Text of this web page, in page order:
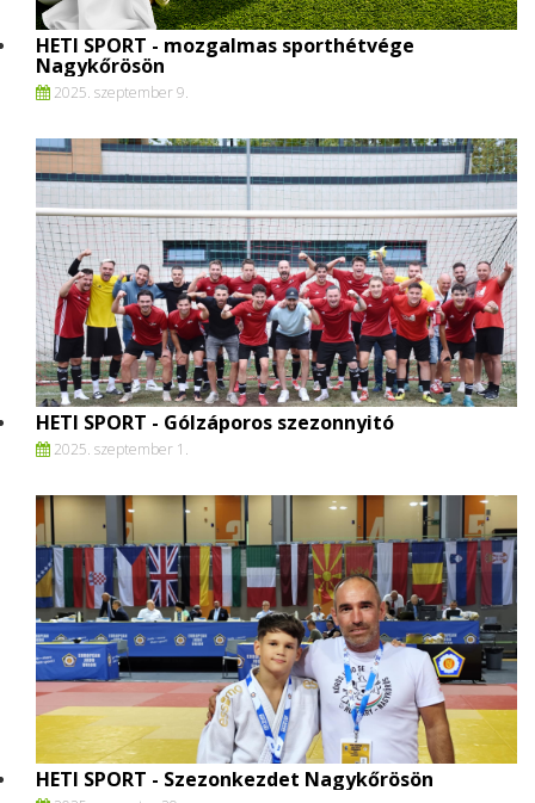
HETI SPORT - mozgalmas sporthétvége
Nagykőrösön
2025. szeptember 9.
HETI SPORT - Gólzáporos szezonnyitó
2025. szeptember 1.
HETI SPORT - Szezonkezdet Nagykőrösön